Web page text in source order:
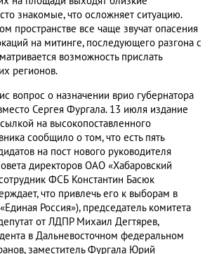
знакомые, что осложняет ситуацию.
пространстве все чаще звучат опасения
на митинге, последующего разгона с
возможность прислать
регионов.
вопрос о назначении врио губернатора
Сергея Фургала. 13 июля издание
на высокопоставленного
сообщило о том, что есть пять
на пост нового руководителя
директоров ОАО «Хабаровский
ФСБ Константин Басюк
что привлечь его к выборам в
Россия»), председатель комитета
от ЛДПР Михаил Дегтярев,
в Дальневосточном федеральном
заместитель Фургала Юрий